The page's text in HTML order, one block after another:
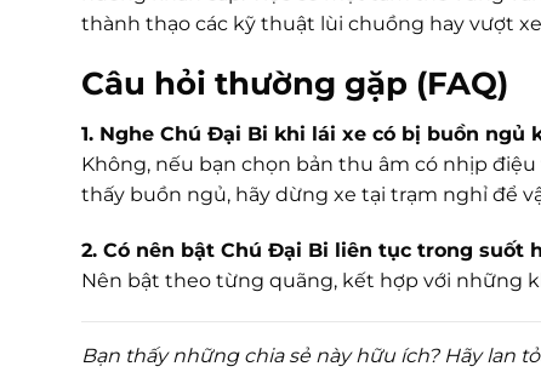
thành thạo các kỹ thuật lùi chuồng hay vượt
Câu hỏi thường gặp (FAQ)
1. Nghe Chú Đại Bi khi lái xe có bị buồn ngủ
Không, nếu bạn chọn bản thu âm có nhịp
thấy buồn ngủ, hãy dừng xe tại trạm nghỉ để
2. Có nên bật Chú Đại Bi liên tục trong suốt
Nên bật theo từng quãng, kết hợp với những
Bạn thấy những chia sẻ này hữu ích? Hãy lan